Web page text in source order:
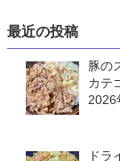
最近の投稿
豚の
カテ
2026
ドラ